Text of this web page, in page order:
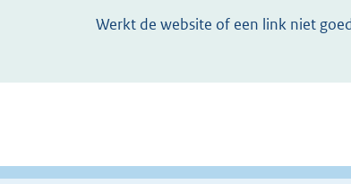
Werkt de website of een link niet